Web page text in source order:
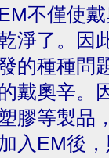
EM不僅使
淨了。因
的種種問
戴奧辛。
膠等製品
入EM後